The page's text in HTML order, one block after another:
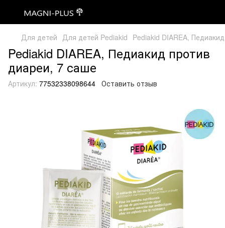
Для детей Для детей Pediakid Pediakid DIAREA,
Pediakid DIAREA, Педиакид против
диареи, 7 саше
Артикул: 77532338098644 Оставить отзыв